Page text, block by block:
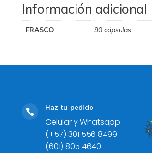
Información adicional
FRASCO 90 cápsulas
 Haz tu pedido
Celular y Whatsapp
(+57) 301 556 8499
(601) 805 4640